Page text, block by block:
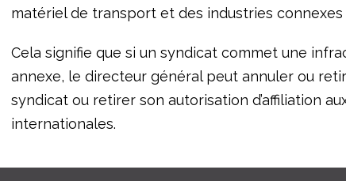
matériel de transport et des industries connexes
Cela signifie que si un syndicat commet une
annexe, le directeur général peut annuler ou
syndicat ou retirer son autorisation d’affiliation
internationales.